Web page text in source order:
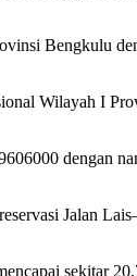
Bengkulu
Wilayah I
dengan
Jalan
sekitar